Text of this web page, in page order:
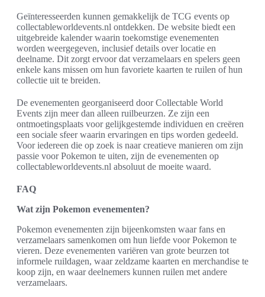
Geïnteresseerden kunnen gemakkelijk de TCG events op
collectableworldevents.nl ontdekken. De website biedt een
uitgebreide kalender waarin toekomstige evenementen
worden weergegeven, inclusief details over locatie en
deelname. Dit zorgt ervoor dat verzamelaars en spelers geen
enkele kans missen om hun favoriete kaarten te ruilen of hun
collectie uit te breiden.
De evenementen georganiseerd door Collectable World
Events zijn meer dan alleen ruilbeurzen. Ze zijn een
ontmoetingsplaats voor gelijkgestemde individuen en creëren
een sociale sfeer waarin ervaringen en tips worden gedeeld.
Voor iedereen die op zoek is naar creatieve manieren om zijn
passie voor Pokemon te uiten, zijn de evenementen op
collectableworldevents.nl absoluut de moeite waard.
FAQ
Wat zijn Pokemon evenementen?
Pokemon evenementen zijn bijeenkomsten waar fans en
verzamelaars samenkomen om hun liefde voor Pokemon te
vieren. Deze evenementen variëren van grote beurzen tot
informele ruildagen, waar zeldzame kaarten en merchandise te
koop zijn, en waar deelnemers kunnen ruilen met andere
verzamelaars.